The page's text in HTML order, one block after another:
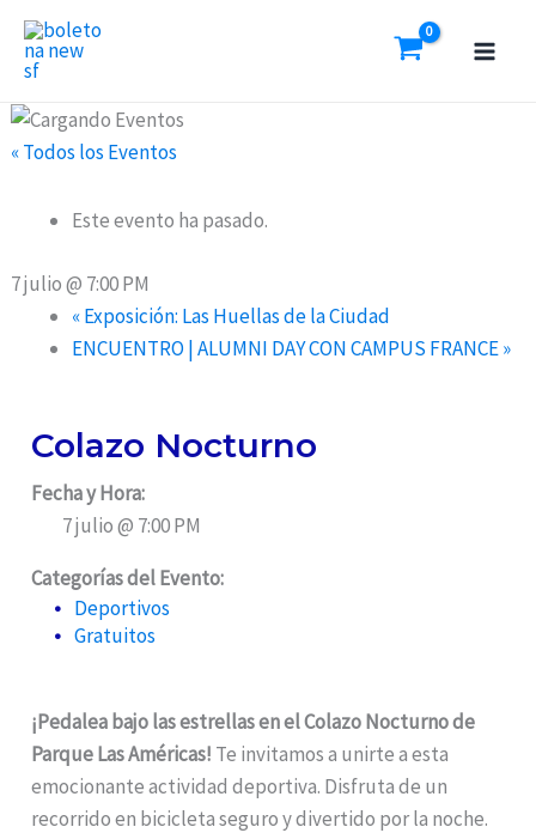
contenido
« Todos los Eventos
Este evento ha pasado.
7 julio @ 7:00 PM
«Exposición: Las Huellas de la Ciudad
ENCUENTRO | ALUMNI DAY CON CAMPUS FRANCE»
Colazo Nocturno
Fecha y Hora:
7 julio @ 7:00 PM
Categorías del Evento:
Deportivos
Gratuitos
¡Pedalea bajo las estrellas en el Colazo Nocturno de
Parque Las Américas! Te invitamos a unirte a esta
emocionante actividad deportiva. Disfruta de un
recorrido en bicicleta seguro y divertido por la noche.